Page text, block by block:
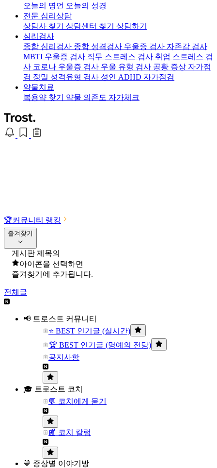
오늘의 명언 오늘의 성경
전문 심리상담
상담사 찾기 상담센터 찾기 상담하기
심리검사
종합 심리검사 종합 성격검사 우울증 검사 자존감 검사
MBTI 우울증 검사 직무 스트레스 검사 취업 스트레스 검
사 코로나 우울증 검사 우울 유형 검사 공황 증상 자가점
검 정밀 성격유형 검사 성인 ADHD 자가점검
약물치료
복용약 찾기 약물 의존도 자가체크
🏆커뮤니티 랭킹
즐겨찾기
게시판 제목의
아이콘을 선택하면
즐겨찾기에 추가됩니다.
전체글
📢 트로스트 커뮤니티
⭐ BEST 인기글 (실시간)
🏆 BEST 인기글 (명예의 전당)
공지사항
🎓 트로스트 코치
💬 코치에게 묻기
📰 코치 칼럼
💛 증상별 이야기방